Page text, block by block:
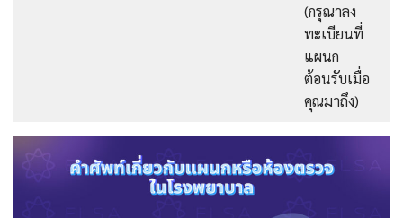
(กรุณาลง
ทะเบียนที่
แผนก
ต้อนรับเมื่อ
คุณมาถึง)